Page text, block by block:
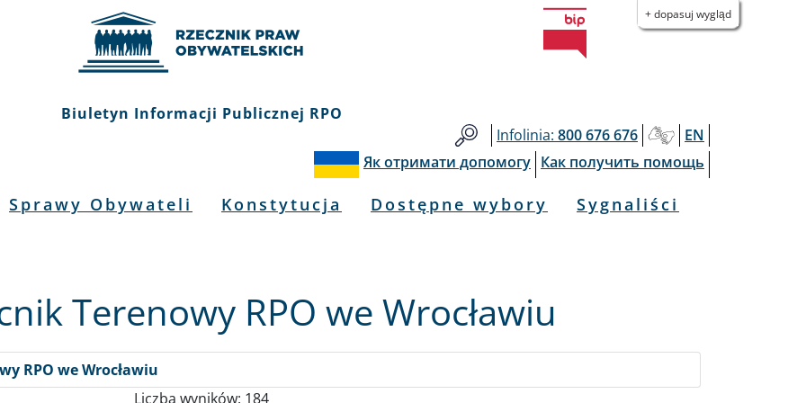
+ dopasuj wygląd
Biuletyn Informacji Publicznej RPO
Infolinia: 800 676 676
EN
Як отримати допомогу Как получить помощь
Sprawy Obywateli Konstytucja Dostępne wybory Sygnaliści
Terenowy RPO we Wrocławiu
RPO we Wrocławiu
Liczba wyników: 184